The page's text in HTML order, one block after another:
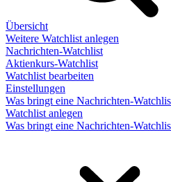
Übersicht
Weitere Watchlist anlegen
Nachrichten-Watchlist
Aktienkurs-Watchlist
Watchlist bearbeiten
Einstellungen
Was bringt eine Nachrichten-
Watchlist anlegen
Was bringt eine Nachrichten-